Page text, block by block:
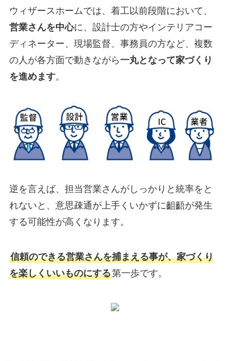
ウィザースホームでは、着工以前段階において、
営業さんを中心に、設計士の方やインテリアコー
ディネーター、現場監督、 事務員の方など、複数
の人が各方面で動きながら一丸となって家づくり
を進めます。
逆を言えば、担当営業さんがしっかりと統率をと
れないと、 意思疎通が上手くいかずに齟齬が発生
する可能性が高くなります。
信頼のできる営業さんを捕まえる事が、家づくり
を楽しくいいものにする第一歩です。